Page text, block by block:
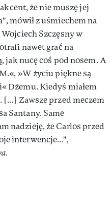
że nie muszę jej
mówił z uśmiechem na
Szczęsny w
nawet grać na
jak nucę coś pod nosem. A
»W życiu piękne są
Dżemu. Kiedyś miałem
Zawsze przed meczem
Santany. Same
nadzieję, że Carlos przed
interwencje…",